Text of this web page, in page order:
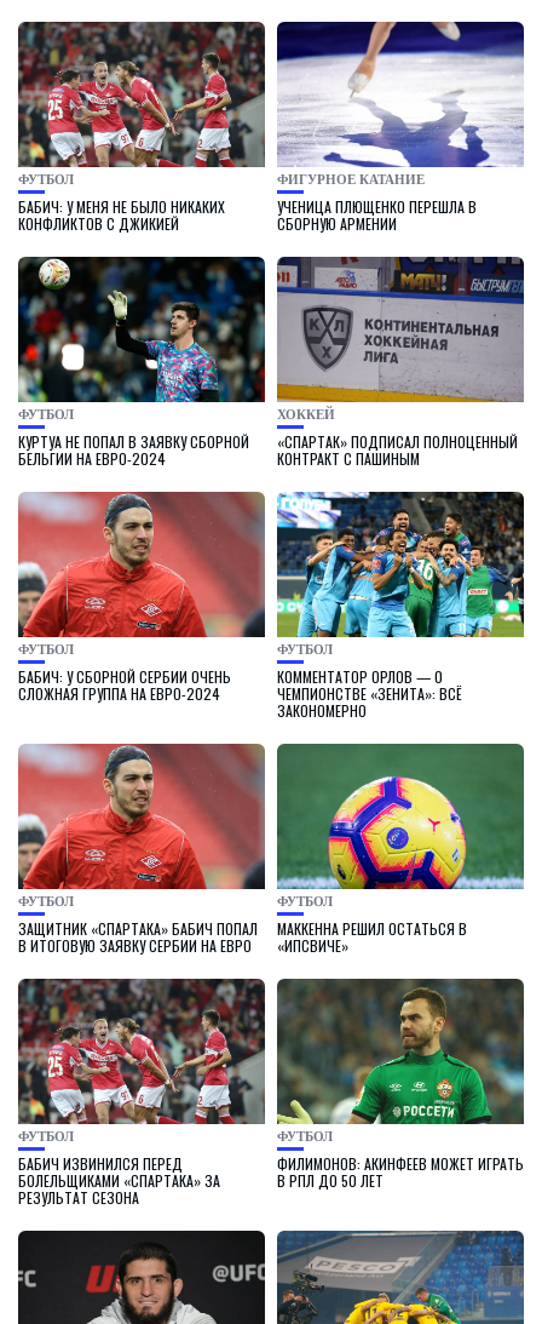
ФУТБОЛ
БАБИЧ: У МЕНЯ НЕ БЫЛО НИКАКИХ
КОНФЛИКТОВ С ДЖИКИЕЙ
ФИГУРНОЕ КАТАНИЕ
УЧЕНИЦА ПЛЮЩЕНКО ПЕРЕШЛА В
СБОРНУЮ АРМЕНИИ
ФУТБОЛ
КУРТУА НЕ ПОПАЛ В ЗАЯВКУ СБОРНОЙ
БЕЛЬГИИ НА ЕВРО-2024
ХОККЕЙ
«СПАРТАК» ПОДПИСАЛ ПОЛНОЦЕННЫЙ
КОНТРАКТ С ПАШИНЫМ
ФУТБОЛ
БАБИЧ: У СБОРНОЙ СЕРБИИ ОЧЕНЬ
СЛОЖНАЯ ГРУППА НА ЕВРО-2024
ФУТБОЛ
КОММЕНТАТОР ОРЛОВ — О
ЧЕМПИОНСТВЕ «ЗЕНИТА»: ВСЁ
ЗАКОНОМЕРНО
ФУТБОЛ
ЗАЩИТНИК «СПАРТАКА» БАБИЧ ПОПАЛ
В ИТОГОВУЮ ЗАЯВКУ СЕРБИИ НА ЕВРО
ФУТБОЛ
МАККЕННА РЕШИЛ ОСТАТЬСЯ В
«ИПСВИЧЕ»
ФУТБОЛ
БАБИЧ ИЗВИНИЛСЯ ПЕРЕД
БОЛЕЛЬЩИКАМИ «СПАРТАКА» ЗА
РЕЗУЛЬТАТ СЕЗОНА
ФУТБОЛ
ФИЛИМОНОВ: АКИНФЕЕВ МОЖЕТ ИГРАТЬ
В РПЛ ДО 50 ЛЕТ